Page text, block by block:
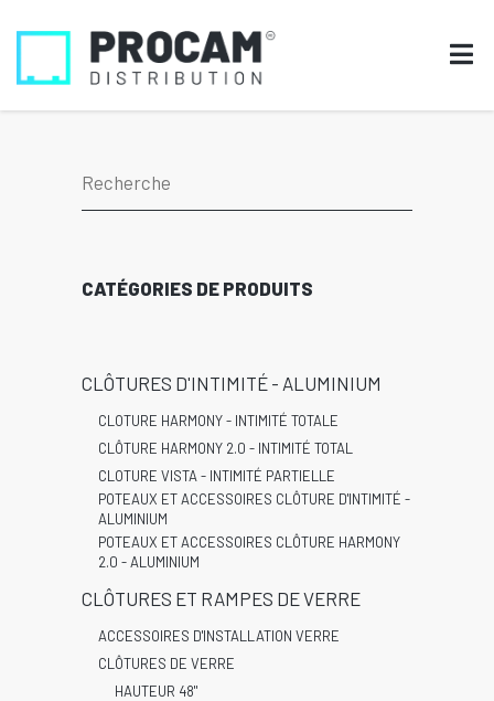
CATÉGORIES DE PRODUITS
CLÔTURES D'INTIMITÉ - ALUMINIUM
CLOTURE HARMONY - INTIMITÉ TOTALE
CLÔTURE HARMONY 2.0 - INTIMITÉ TOTAL
CLOTURE VISTA - INTIMITÉ PARTIELLE
POTEAUX ET ACCESSOIRES CLÔTURE D'INTIMITÉ -
ALUMINIUM
POTEAUX ET ACCESSOIRES CLÔTURE HARMONY
2.0 - ALUMINIUM
CLÔTURES ET RAMPES DE VERRE
ACCESSOIRES D'INSTALLATION VERRE
CLÔTURES DE VERRE
HAUTEUR 48"